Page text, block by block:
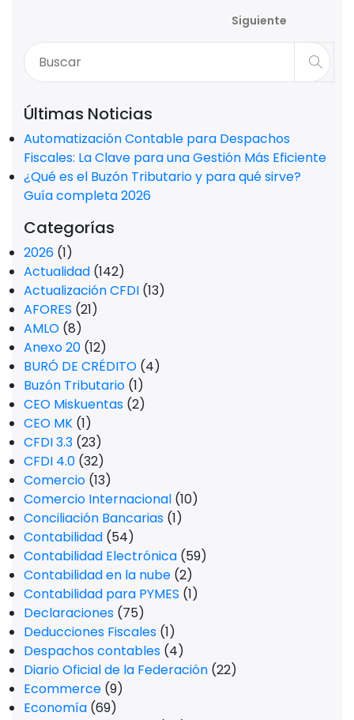
Siguiente
Últimas Noticias
Automatización Contable para Despachos
Fiscales: La Clave para una Gestión Más Eficiente
¿Qué es el Buzón Tributario y para qué sirve?
Guía completa 2026
Categorías
2026 (1)
Actualidad (142)
Actualización CFDI (13)
AFORES (21)
AMLO (8)
Anexo 20 (12)
BURÓ DE CRÉDITO (4)
Buzón Tributario (1)
CEO Miskuentas (2)
CEO MK (1)
CFDI 3.3 (23)
CFDI 4.0 (32)
Comercio (13)
Comercio Internacional (10)
Conciliación Bancarias (1)
Contabilidad (54)
Contabilidad Electrónica (59)
Contabilidad en la nube (2)
Contabilidad para PYMES (1)
Declaraciones (75)
Deducciones Fiscales (1)
Despachos contables (4)
Diario Oficial de la Federación (22)
Ecommerce (9)
Economía (69)